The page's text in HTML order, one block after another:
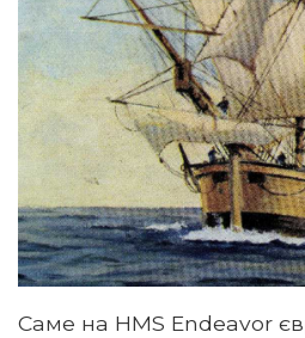
Саме на HMS Endeavor